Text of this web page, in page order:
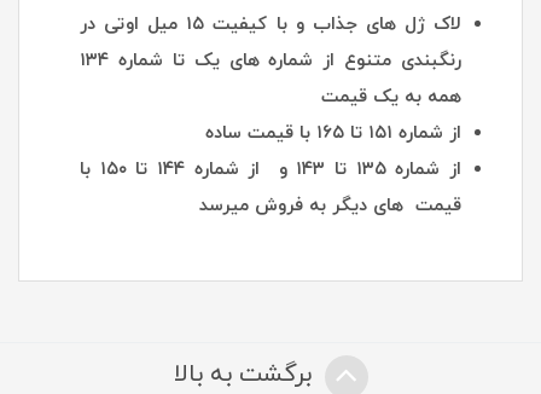
لاک ژل های جذاب و با کیفیت ۱۵ میل اوتی در
رنگبندی متنوع از شماره های یک تا شماره ۱۳۴
همه به یک قیمت
از شماره ۱۵۱ تا ۱۶۵ با قیمت ساده
از شماره ۱۳۵ تا ۱۴۳ و از شماره ۱۴۴ تا ۱۵۰ با
قیمت های دیگر به فروش میرسد
برگشت به بالا